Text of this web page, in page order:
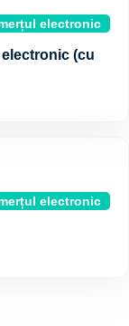
electronic
(cu
electronic